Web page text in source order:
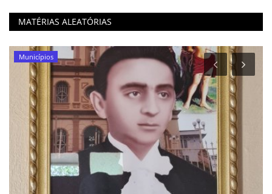
MATÉRIAS ALEATÓRIAS
Municípios